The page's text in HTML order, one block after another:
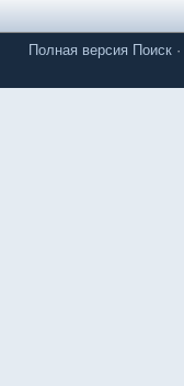
Полная версия Поиск ·